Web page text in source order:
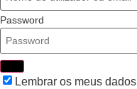
Password
Lembrar os meus dados